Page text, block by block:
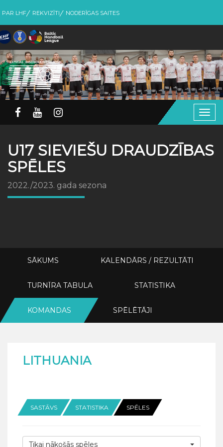
PAR LHF REKVIZĪTI NODERĪGAS SAITES
U17 SIEVIEŠU DRAUDZĪBAS
SPĒLES
2022./2023. gada sezona
SĀKUMS KALENDĀRS / REZULTĀTI
TURNĪRA TABULA STATISTIKA
KOMANDAS SPĒLĒTĀJI
LITHUANIA
SASTĀVS STATISTIKA SPĒLES
Tikai nākošās spēles